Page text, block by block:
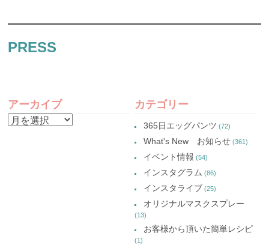
TO
PRESS
アーカイブ
ア
カテゴリー
365日エッグパンツ (72)
What's New お知らせ(361)
イベント情報 (54)
インスタグラム (86)
インスタライブ (25)
オリジナルマスクスプレー
(13)
お客様から頂いた簡単レシピ
(1)